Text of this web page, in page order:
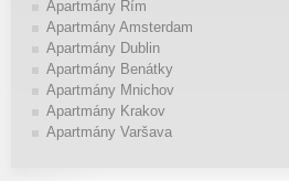
Apartmány Řím
Apartmány Amsterdam
Apartmány Dublin
Apartmány Benátky
Apartmány Mnichov
Apartmány Krakov
Apartmány Varšava